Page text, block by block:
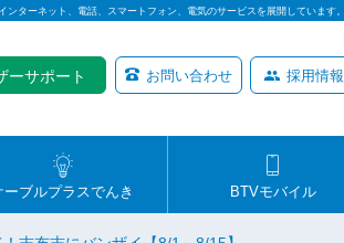
ターネット、電話、スマートフォン、電気のサービスを展開しています。
ーサポート お問い合わせ 採用情報
ーブルプラスでんき BTVモバイル